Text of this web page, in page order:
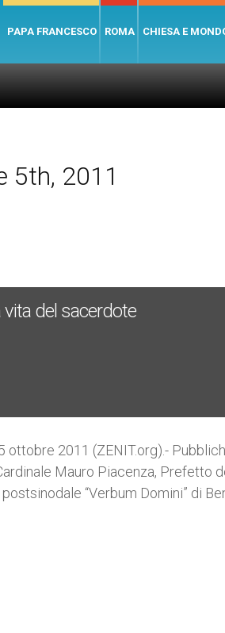
PAPA FRANCESCO ROMA CHIESA E
5th, 2011
vita del sacerdote
ottobre 2011 (ZENIT.org).-
Mauro Piacenza, Prefetto
“Verbum Domini” di